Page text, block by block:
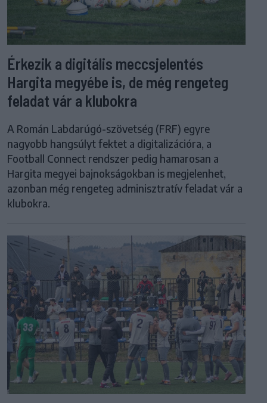
Érkezik a digitális meccsjelentés
Hargita megyébe is, de még rengeteg
feladat vár a klubokra
A Román Labdarúgó-szövetség (FRF) egyre
nagyobb hangsúlyt fektet a digitalizációra, a
Football Connect rendszer pedig hamarosan a
Hargita megyei bajnokságokban is megjelenhet,
azonban még rengeteg adminisztratív feladat vár a
klubokra.